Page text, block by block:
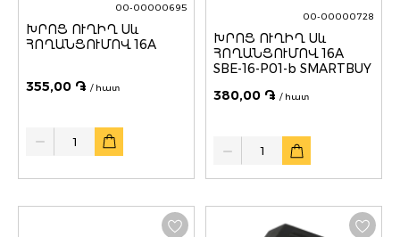
00-00000695
ԽՐՈՑ ՈՒՂԻՂ Սև
ՀՈՂԱՆՑՈՒՄՈՎ 16A
355,00 ֏ / հատ
Quantity
00-00000728
ԽՐՈՑ ՈՒՂԻՂ Սև
ՀՈՂԱՆՑՈՒՄՈՎ 16A
SBE-16-P01-b SMARTBUY
380,00 ֏ / հատ